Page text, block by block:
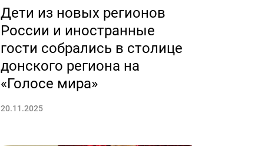
Дети из новых регионов
России и иностранные
гости собрались в столице
донского региона на
«Голосе мира»
20.11.2025